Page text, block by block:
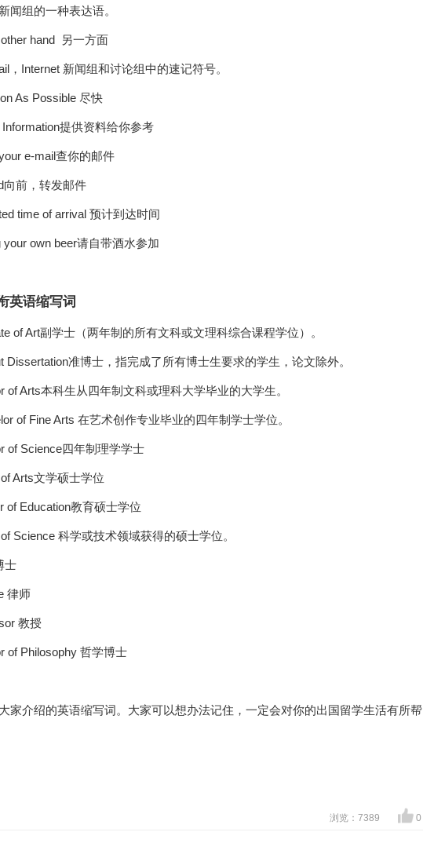
闻组的一种表达语。
hand 另一方面
，Internet 新闻组和讨论组中的速记符号。
As Possible 尽快
提供资料给你参考
e-mail查你的邮件
向前，转发邮件
time of arrival 预计到达时间
your own beer请自带酒水参加
英语缩写词
of Art副学士（两年制的所有文科或文理科综合课程学位）。
Dissertation准博士，指完成了所有博士生要求的学生，论文除外。
of Arts本科生从四年制文科或理科大学毕业的大学生。
of Fine Arts 在艺术创作专业毕业的四年制学士学位。
of Science四年制理学学士
Arts文学硕士学位
of Education教育硕士学位
Science 科学或技术领域获得的硕士学位。
士
律师
教授
of Philosophy 哲学博士
家介绍的英语缩写词。大家可以想办法记住，一定会对你的出国留学生活有所帮
浏览：7389 0